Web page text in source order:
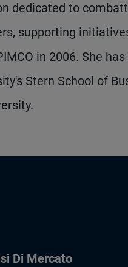
dedicated to
supporting
in 2006. She
Stern School of
Di Mercato